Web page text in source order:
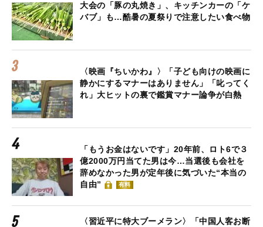
大会の「豚の丸焼き」、キッチンカーの「ケ
バブ」も…酷暑の夏祭りで注意したい食べ物
〈映画『ちいかわ』〉「子ども向けの映画に
静かにするマナーはありません」「叱ってく
れ」大ヒットの裏で鑑賞マナー論争が白熱
「もうお金はないです」20年前、ロト6で３
億2000万円当てた男は今…当選後も会社を
辞めなかった男が定年後に気づいた“本当の
自由”
有料
〈習近平に特大ブーメラン〉「中国人客お断